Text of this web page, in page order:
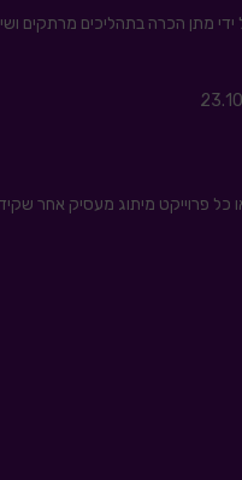
מתן הכרה בתהליכים מרתקים
כל פרוייקט מיתוג מעסיק אחר